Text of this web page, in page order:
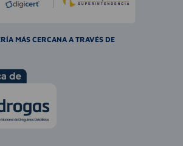
MÁS CERCANA A TRAVÉS DE